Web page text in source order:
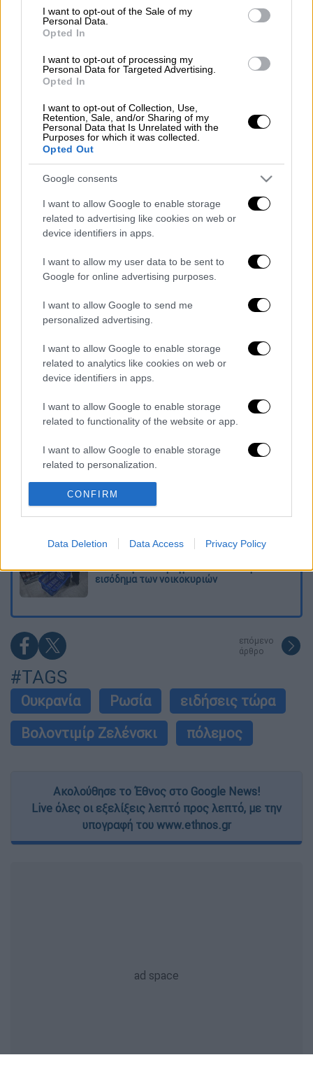
consent section.
I want to opt-out of the Sale of my
Personal Data.
Opted In
I want to opt-out of processing my
Personal Data for Targeted Advertising.
Opted In
I want to opt-out of Collection, Use,
Retention, Sale, and/or Sharing of my
Personal Data that Is Unrelated with the
Purposes for which it was collected.
Opted Out
Google consents
I want to allow Google to enable storage
related to advertising like cookies on web or
device identifiers in apps.
I want to allow my user data to be sent to
Google for online advertising purposes.
I want to allow Google to send me
personalized advertising.
I want to allow Google to enable storage
related to analytics like cookies on web or
device identifiers in apps.
I want to allow Google to enable storage
related to functionality of the website or app.
I want to allow Google to enable storage
related to personalization.
I want to allow Google to enable storage
related to security, including authentication
CONFIRM
Data Deletion Data Access Privacy Policy
ερωτηθέντες από όλη τηνΟυκρανία
, το 91%
των ερωτηθέντων υποστήριξε τον Ζελένσκι,
μόνο το 6% δήλωσε ότι δεν τον υποστηρίζει
και το 3% παρέμεινε αναποφάσιστο.
Η υποστήριξη είναι τριπλάσια σε σχέση με
τον περασμένο Δεκέμβριο. Οι κάτοικοι της
Κριμαίας και των ανταρτοκρατούμενων
περιοχών στην ανατολική Ουκρανία
εξαιρέθηκαν από την έρευνα, σύμφωνα με το
Σε ερώτηση σχετικά με τις πιθανότητες να
μπορέσει η Ουκρανία να αποκρούσει τη
ρωσική επίθεση, το 70% απάντησε ότι
πιστεύει ότι είναι εφικτό.
Δείτε λεπτό προς λεπτό τις εξελίξεις στο
live blog του ethnos.gr
Διαβάστε ακόμη
Δημιούργησαν με AI νέους ιούς μέσα σε
λίγες ώρες - Γιατί προβληματίζονται οι
επιστήμονες
Σαν το τρομακτικό It: 15χρονο ντυμένος
κλόουν μαχαίρωσε μέχρι θανάτου
ηλικιωμένο - Τον κατέγραψε κάμερα
«Πόλεμος» για τους χρόνους των
Ελλάδα για το πραγματικό διαθέσιμο
εισόδημα των νοικοκυριών
επόμενο
άρθρο
#TAGS
Ουκρανία Ρωσία
ειδήσεις τώρα
Βολοντιμίρ Ζελένσκι
πόλεμος
Ακολούθησε το Έθνος στο Google News!
Live όλες οι εξελίξεις λεπτό προς λεπτό, με την
υπογραφή του www.ethnos.gr